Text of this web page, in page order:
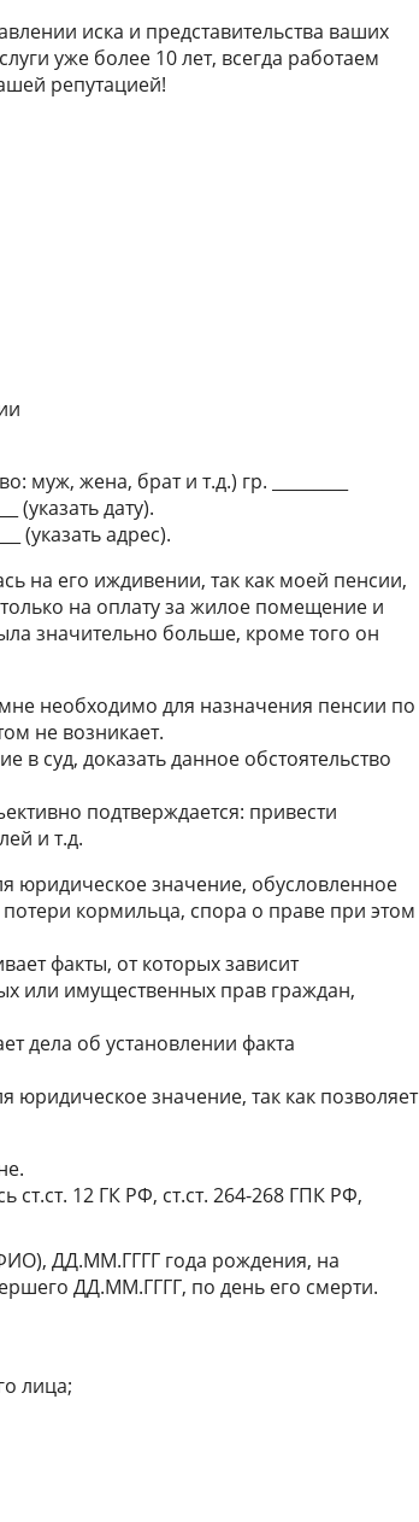
иска и представительства ваших
уже более 10 лет, всегда работаем
репутацией!
муж, жена, брат и т.д.) гр. _________
(указать дату).
(указать адрес).
на его иждивении, так как моей пенсии,
только на оплату за жилое помещение и
значительно больше, кроме того он
необходимо для назначения пенсии по
не возникает.
суд, доказать данное обстоятельство
подтверждается: привести
и т.д.
юридическое значение, обусловленное
кормильца, спора о праве при этом
факты, от которых зависит
или имущественных прав граждан,
дела об установлении факта
юридическое значение, так как позволяет
12 ГК РФ, ст.ст. 264-268 ГПК РФ,
ФИО), ДД.ММ.ГГГГ года рождения, на
ДД.ММ.ГГГГ, по день его смерти.
лица;